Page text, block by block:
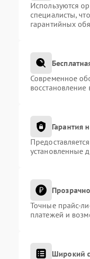
Используются
специалисты,
гарантийных
Современное
Гарантия
установленные
Точные прайс-
платежей и
Широкий